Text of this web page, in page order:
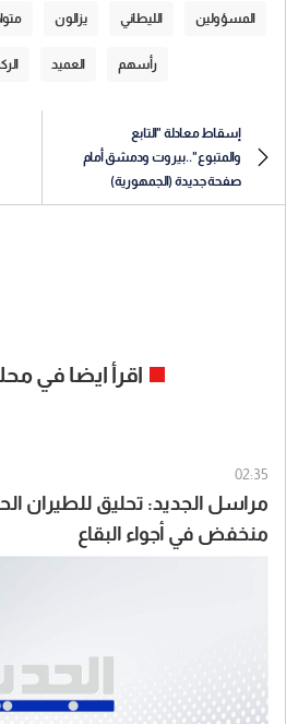
المسؤولين الليطاني يزالون
رأسهم العميد
إسقاط معادلة "التابع
والمتبوع"..بيروت ودمشق أمام
صفحة جديدة (الجمهورية)
اقرأ ايضا في
02:35
مراسل الجديد: تحليق للطيران
منخفض في أجواء البقاع